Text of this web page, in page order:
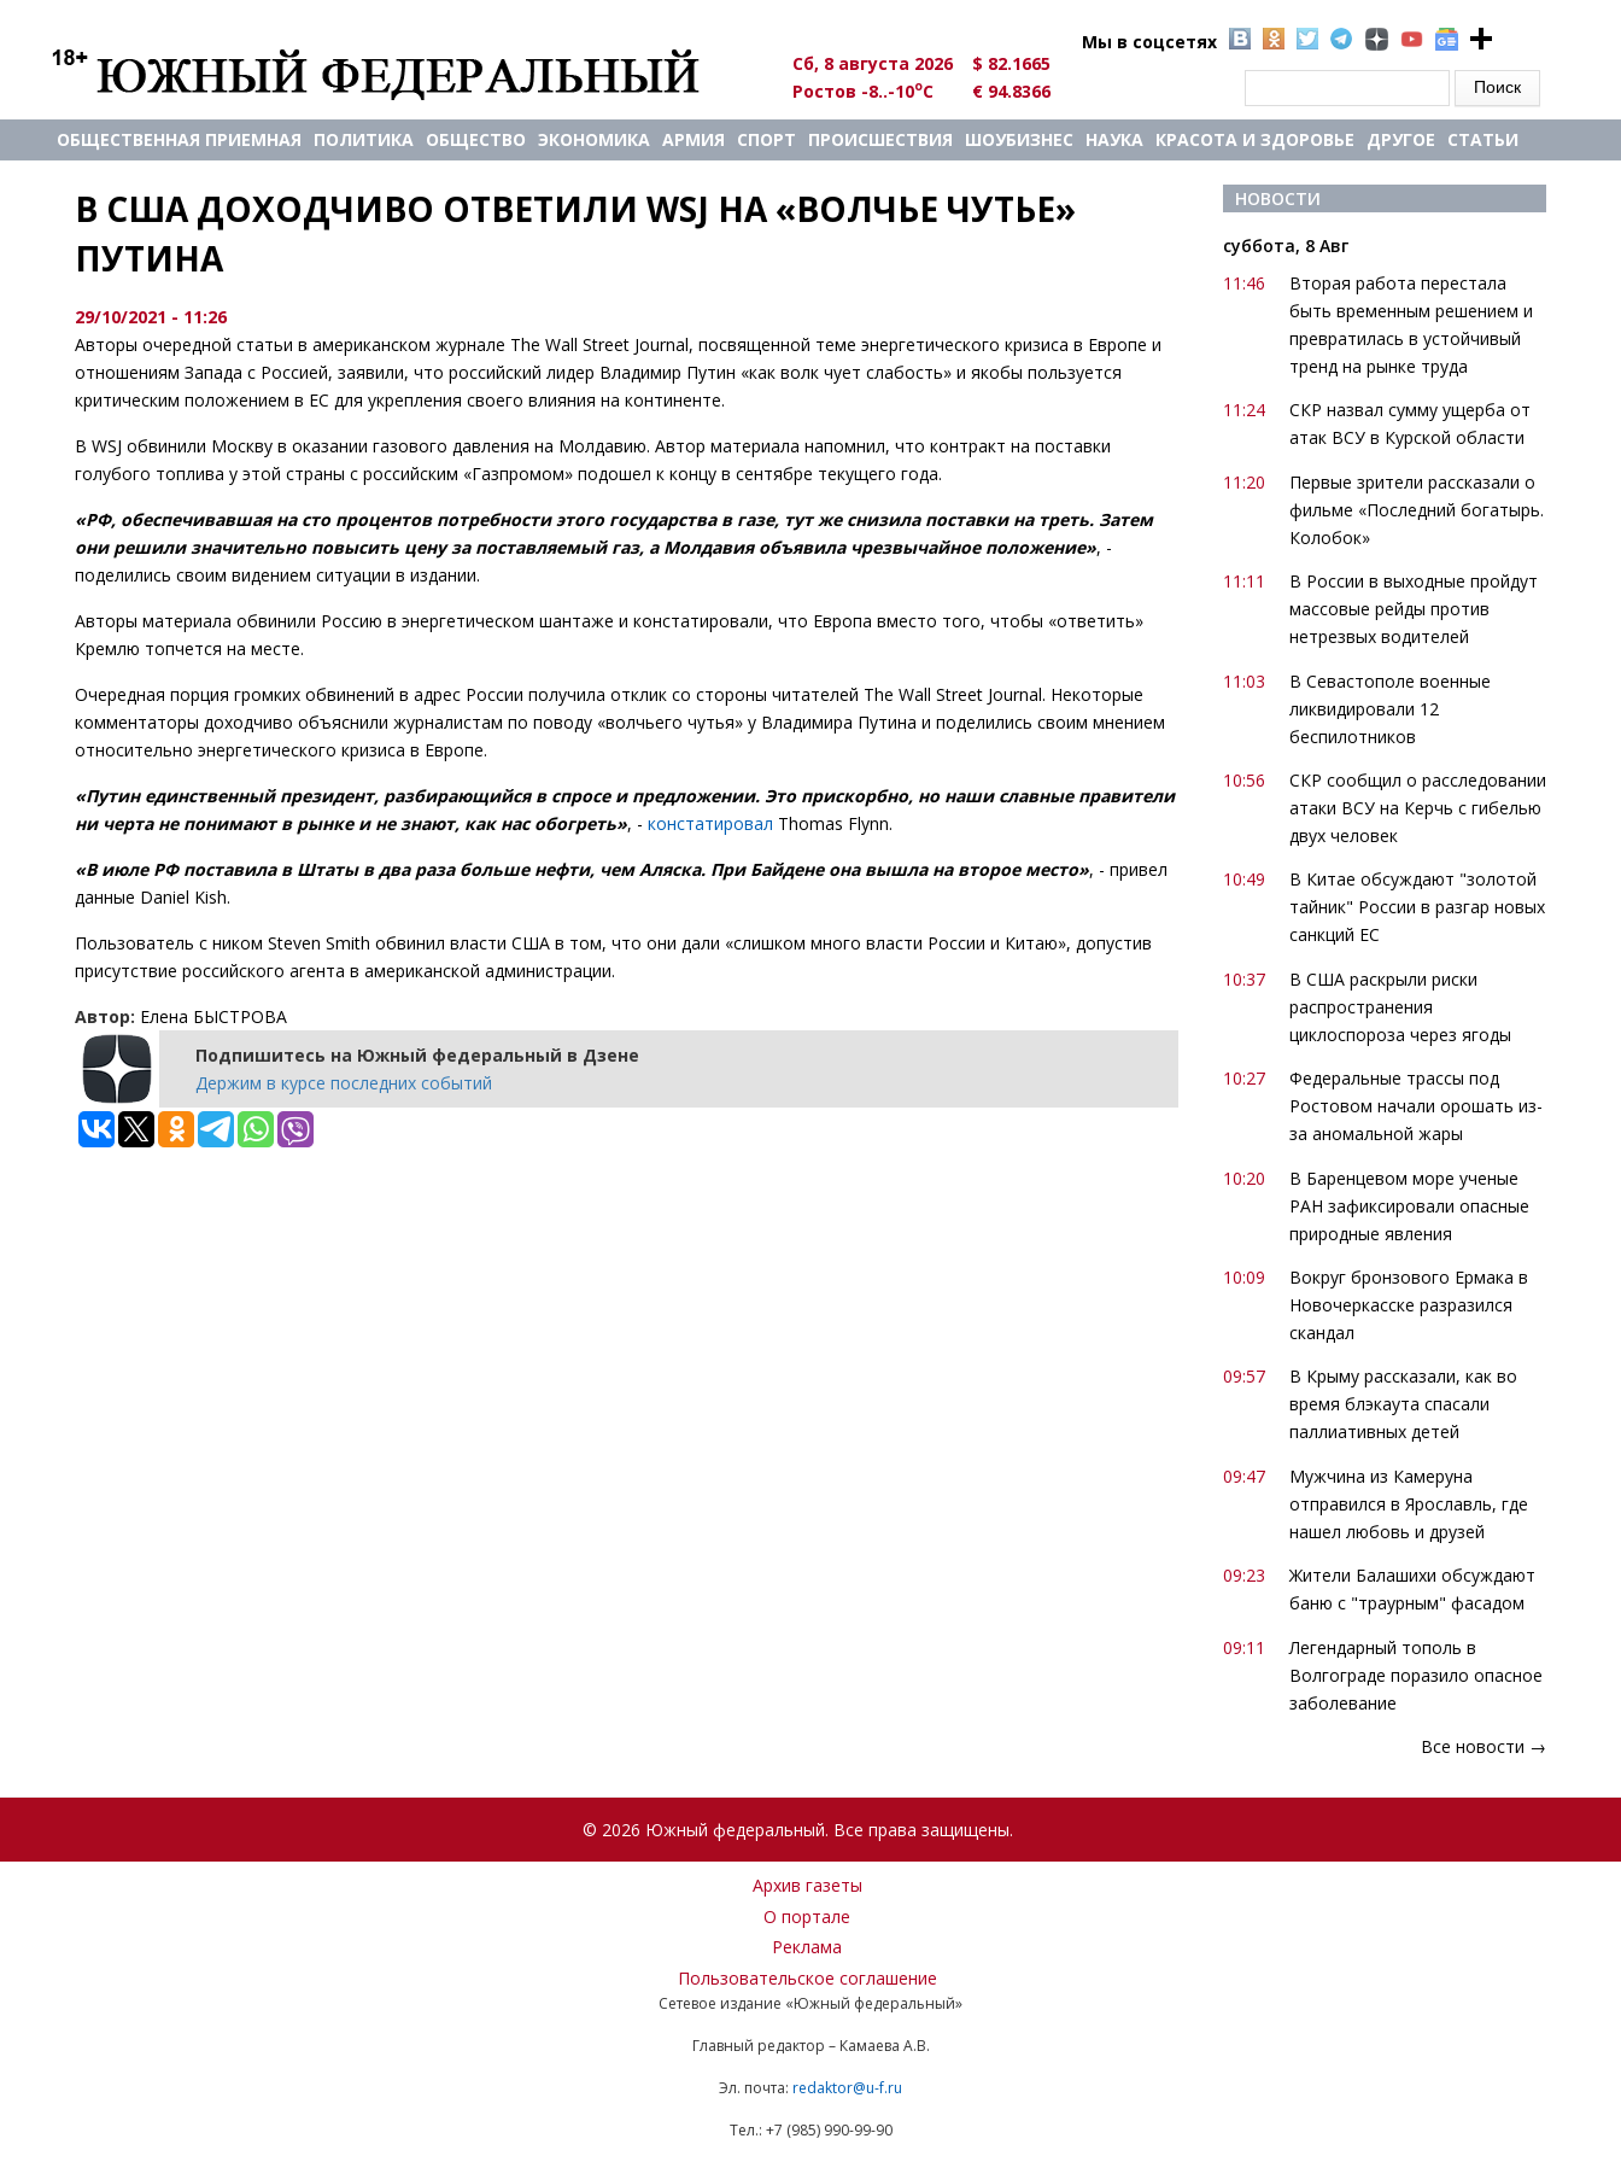
Мы в соцсетях
Сб, 8 августа 2026
$ 82.1665
Ростов -8..-10oC € 94.8366
ОБЩЕСТВЕННАЯ ПРИЕМНАЯ ПОЛИТИКА ОБЩЕСТВО ЭКОНОМИКА АРМИЯ СПОРТ ПРОИСШЕСТВИЯ ШОУБИЗНЕС НАУКА КРАСОТА И ЗДОРОВЬЕ ДРУГОЕ СТАТЬИ
В США ДОХОДЧИВО ОТВЕТИЛИ WSJ НА «ВОЛЧЬЕ ЧУТЬЕ»
ПУТИНА
29/10/2021 - 11:26
Авторы очередной статьи в американском журнале The Wall Street Journal, посвященной теме энергетического кризиса в Европе и
отношениям Запада с Россией, заявили, что российский лидер Владимир Путин «как волк чует слабость» и якобы пользуется
критическим положением в ЕС для укрепления своего влияния на континенте.
В WSJ обвинили Москву в оказании газового давления на Молдавию. Автор материала напомнил, что контракт на поставки
голубого топлива у этой страны с российским «Газпромом» подошел к концу в сентябре текущего года.
«РФ, обеспечивавшая на сто процентов потребности этого государства в газе, тут же снизила поставки на треть. Затем
они решили значительно повысить цену за поставляемый газ, а Молдавия объявила чрезвычайное положение», -
поделились своим видением ситуации в издании.
Авторы материала обвинили Россию в энергетическом шантаже и констатировали, что Европа вместо того, чтобы «ответить»
Кремлю топчется на месте.
Очередная порция громких обвинений в адрес России получила отклик со стороны читателей The Wall Street Journal. Некоторые
комментаторы доходчиво объяснили журналистам по поводу «волчьего чутья» у Владимира Путина и поделились своим мнением
относительно энергетического кризиса в Европе.
«Путин единственный президент, разбирающийся в спросе и предложении. Это прискорбно, но наши славные правители
ни черта не понимают в рынке и не знают, как нас обогреть», - констатировал Thomas Flynn.
«В июле РФ поставила в Штаты в два раза больше нефти, чем Аляска. При Байдене она вышла на второе место», - привел
данные Daniel Kish.
Пользователь с ником Steven Smith обвинил власти США в том, что они дали «слишком много власти России и Китаю», допустив
присутствие российского агента в американской администрации.
Автор: Елена БЫСТРОВА
Подпишитесь на Южный федеральный в Дзене
Держим в курсе последних событий
НОВОСТИ
суббота, 8 Авг
11:46
Вторая работа перестала
быть временным решением и
превратилась в устойчивый
тренд на рынке труда
11:24
СКР назвал сумму ущерба от
атак ВСУ в Курской области
11:20
Первые зрители рассказали о
фильме «Последний богатырь.
Колобок»
11:11
В России в выходные пройдут
массовые рейды против
нетрезвых водителей
11:03
В Севастополе военные
ликвидировали 12
беспилотников
10:56
СКР сообщил о расследовании
атаки ВСУ на Керчь с гибелью
двух человек
10:49
В Китае обсуждают "золотой
тайник" России в разгар новых
санкций ЕС
10:37
В США раскрыли риски
распространения
циклоспороза через ягоды
10:27
Федеральные трассы под
Ростовом начали орошать из-
за аномальной жары
10:20
В Баренцевом море ученые
РАН зафиксировали опасные
природные явления
10:09
Вокруг бронзового Ермака в
Новочеркасске разразился
скандал
09:57
В Крыму рассказали, как во
время блэкаута спасали
паллиативных детей
09:47
Мужчина из Камеруна
отправился в Ярославль, где
нашел любовь и друзей
09:23
Жители Балашихи обсуждают
баню с "траурным" фасадом
09:11
Легендарный тополь в
Волгограде поразило опасное
заболевание
Все новости →
© 2026 Южный федеральный. Все права защищены.
Архив газеты
О портале
Реклама
Пользовательское соглашение
Сетевое издание «Южный федеральный»
Главный редактор – Камаева А.В.
Эл. почта: redaktor@u-f.ru
Тел.: +7 (985) 990-99-90